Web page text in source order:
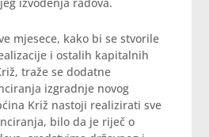
mjesece, kako bi se stvorile
i ostalih kapitalnih
traže se dodatne
izgradnje novog
Križ nastoji realizirati sve
bilo da je riječ o